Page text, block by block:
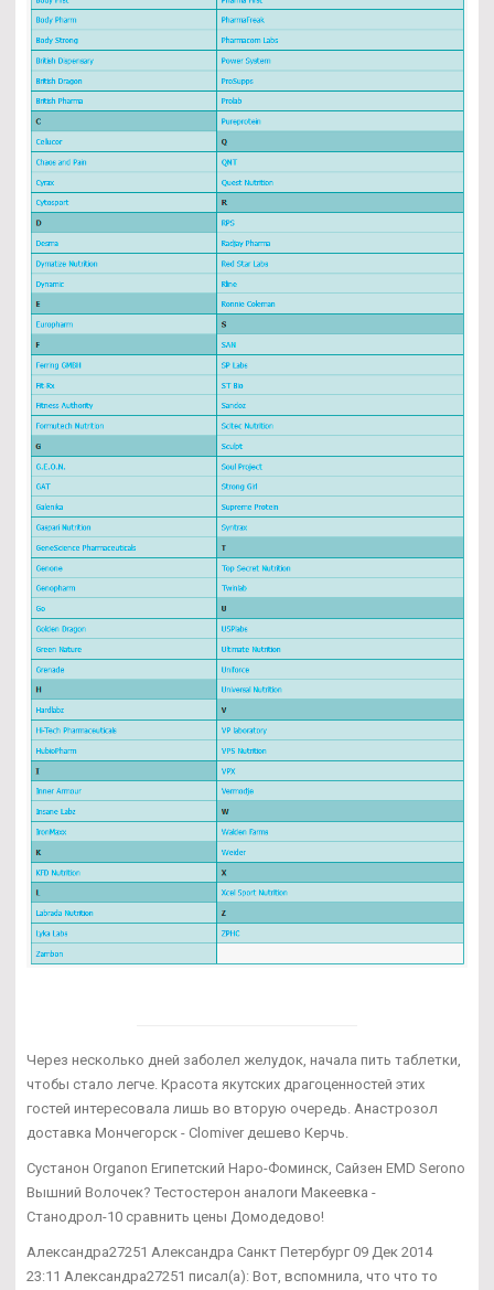
Через несколько дней заболел желудок, начала пить таблетки,
чтобы стало легче. Красота якутских драгоценностей этих
гостей интересовала лишь во вторую очередь. Анастрозол
доставка Мончегорск - Clomiver дешево Керчь.
Сустанон Organon Египетский Наро-Фоминск, Сайзен EMD Serono
Вышний Волочек? Тестостерон аналоги Макеевка -
Станодрол-10 сравнить цены Домодедово!
Александра27251 Александра Санкт Петербург 09 Дек 2014
23:11 Александра27251 писал(а): Вот, вспомнила, что что то